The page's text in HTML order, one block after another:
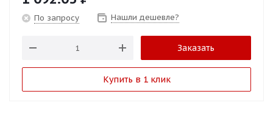
По запросу Нашли дешевле?
Заказать
Купить в 1 клик